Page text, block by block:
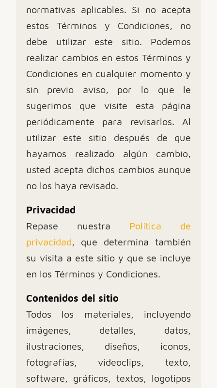
normativas aplicables. Si no acepta
estos Términos y Condiciones, no
debe utilizar este sitio. Podemos
realizar cambios en estos Términos y
Condiciones en cualquier momento y
sin previo aviso, por lo que le
sugerimos que visite esta página
periódicamente para revisarlos. Al
utilizar este sitio después de que
hayamos realizado algún cambio,
usted acepta dichos cambios aunque
no los haya revisado.
Privacidad
Repase nuestra Política de
privacidad, que determina también
su visita a este sitio y que se incluye
en los Términos y Condiciones.
Contenidos del sitio
Todos los materiales, incluyendo
imágenes, detalles, datos,
ilustraciones, diseños, iconos,
fotografías, videoclips, texto,
software, gráficos, textos, logotipos